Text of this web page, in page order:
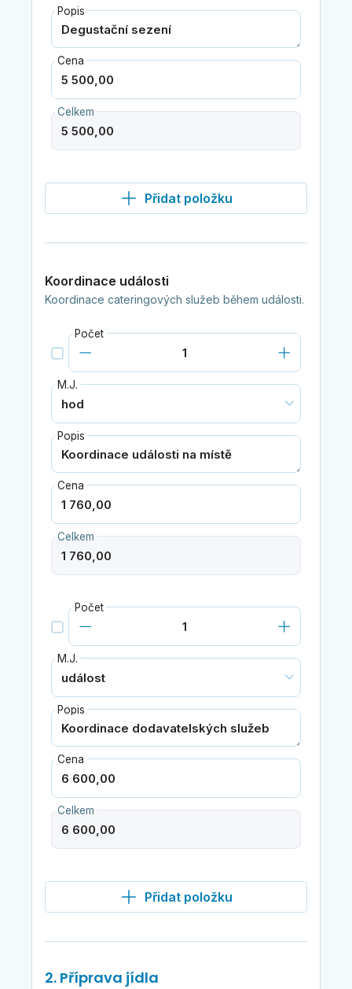
Popis
Cena
Celkem
Přidat položku
Koordinace události
Koordinace cateringových služeb během události.
Počet
M.J.
Popis
Cena
Celkem
Počet
M.J.
Popis
Cena
Celkem
Přidat položku
2. Příprava jídla